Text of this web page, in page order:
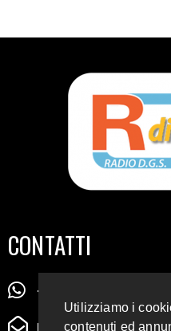
CONTATTI
+39 345 72 72 88 5
Utilizziamo i
contenuti ed